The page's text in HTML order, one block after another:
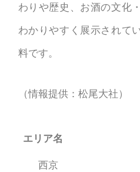
わりや歴史、お酒の文化
わかりやすく展示されて
料です。
（情報提供：松尾大社）
エリア名
西京